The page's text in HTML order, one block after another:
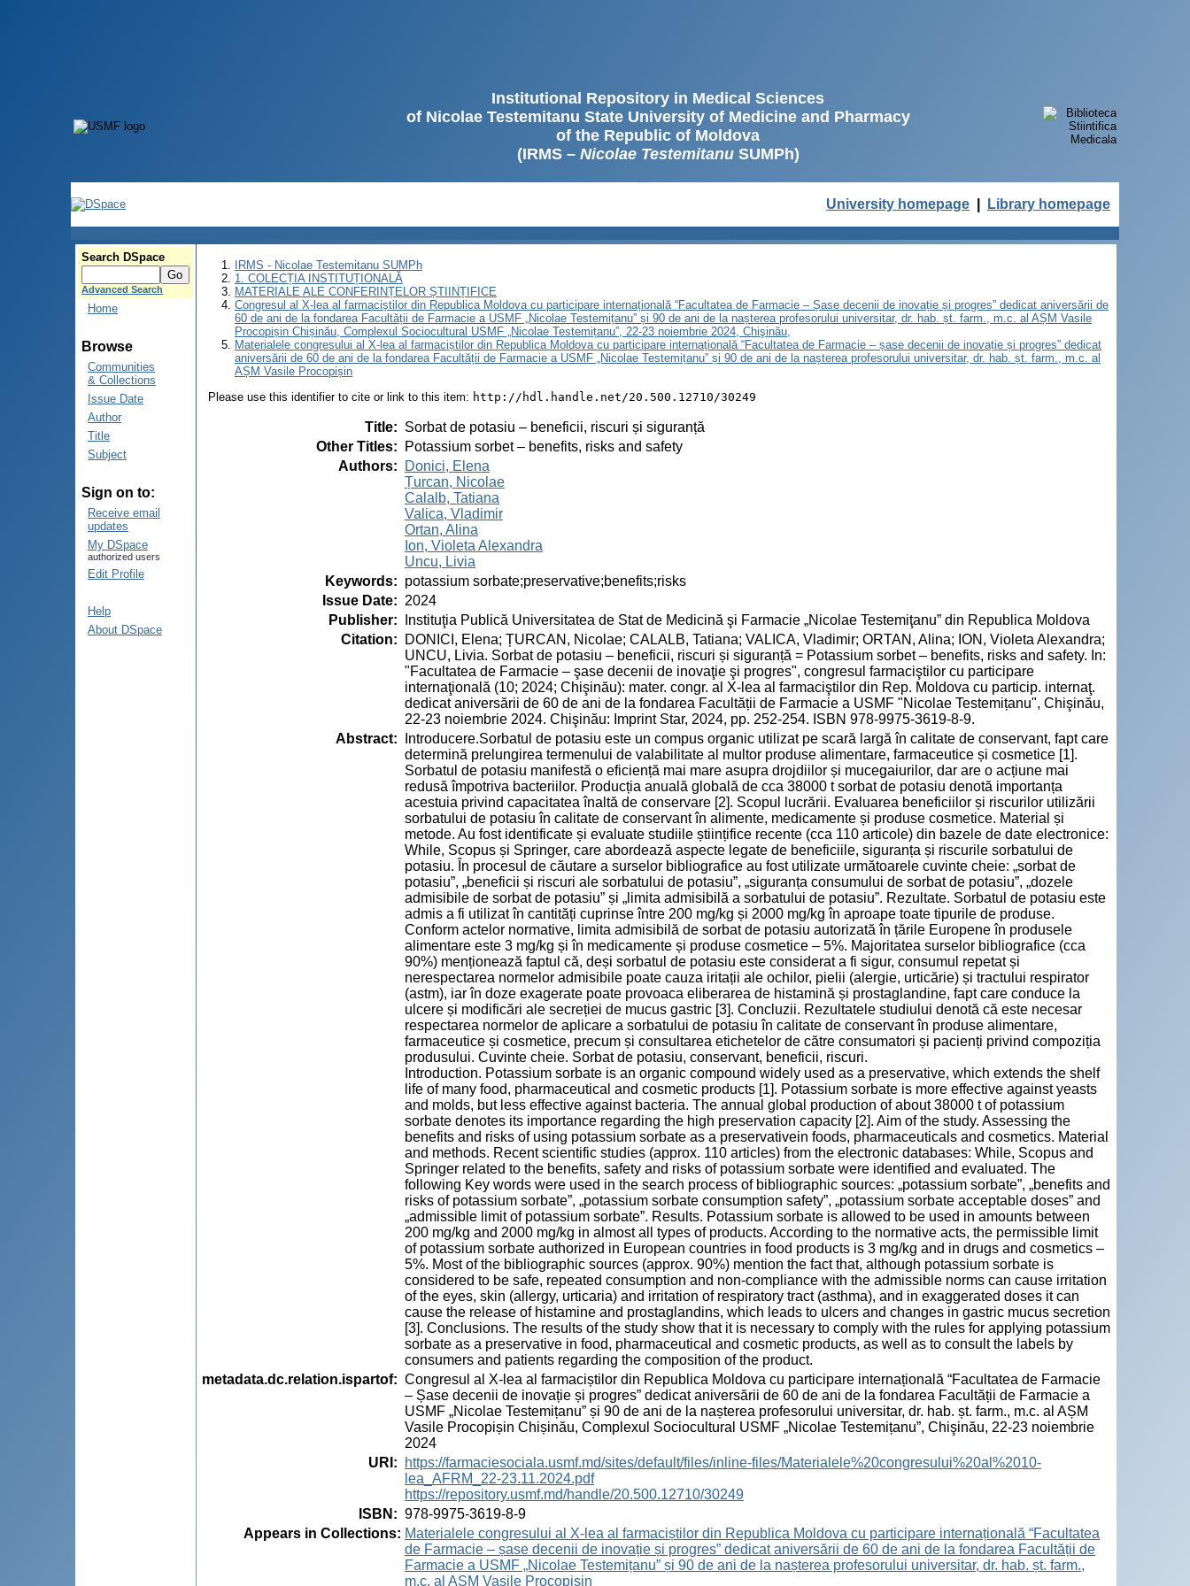
Institutional Repository in Medical Sciences
of Nicolae Testemitanu State University of Medicine and Pharmacy
of the Republic of Moldova
(IRMS – Nicolae TestemitanuSUMPh)
University homepage Library homepage
Search DSpace
Advanced Search
Home
Browse
Communities
& Collections
Issue Date
Author
Title
Subject
Sign on to:
Receive email
updates
My DSpace
authorized users
Edit Profile
Help
About DSpace
IRMS - Nicolae Testemitanu SUMPh
1. COLECȚIA INSTITUȚIONALĂ
MATERIALE ALE CONFERINȚELOR ȘTIINȚIFICE
Congresul al X-lea al farmaciștilor din Republica Moldova cu participare internațională “Facultatea de Farmacie – Șase decenii de inovație și progres” dedicat aniversării de
60 de ani de la fondarea Facultății de Farmacie a USMF „Nicolae Testemițanu” și 90 de ani de la nașterea profesorului universitar, dr. hab. șt. farm., m.c. al AȘM Vasile
Procopișin Chișinău, Complexul Sociocultural USMF „Nicolae Testemițanu”, 22-23 noiembrie 2024, Chişinău,
Materialele congresului al X-lea al farmaciștilor din Republica Moldova cu participare internațională “Facultatea de Farmacie – șase decenii de inovație și progres” dedicat
aniversării de 60 de ani de la fondarea Facultății de Farmacie a USMF „Nicolae Testemițanu” și 90 de ani de la nașterea profesorului universitar, dr. hab. șt. farm., m.c. al
AȘM Vasile Procopișin
Please use this identifier to cite or link to this item: http://hdl.handle.net/20.500.12710/30249
Title: Sorbat de potasiu – beneficii, riscuri și siguranță
Other Titles:
Potassium sorbet – benefits, risks and safety
Authors:
Donici, Elena
Țurcan, Nicolae
Calalb, Tatiana
Valica, Vladimir
Ortan, Alina
Ion, Violeta Alexandra
Uncu, Livia
Keywords: potassium sorbate;preservative;benefits;risks
Issue Date: 2024
Publisher:
Instituţia Publică Universitatea de Stat de Medicină şi Farmacie „Nicolae Testemiţanu” din Republica Moldova
Citation:
DONICI, Elena; ȚURCAN, Nicolae; CALALB, Tatiana; VALICA, Vladimir; ORTAN, Alina; ION, Violeta Alexandra;
UNCU, Livia. Sorbat de potasiu – beneficii, riscuri și siguranță = Potassium sorbet – benefits, risks and safety. In:
"Facultatea de Farmacie – şase decenii de inovaţie şi progres", congresul farmaciştilor cu participare
internaţională (10; 2024; Chişinău): mater. congr. al X-lea al farmaciştilor din Rep. Moldova cu particip. internaţ.
dedicat aniversării de 60 de ani de la fondarea Facultății de Farmacie a USMF "Nicolae Testemițanu", Chişinău,
22-23 noiembrie 2024. Chişinău: Imprint Star, 2024, pp. 252-254. ISBN 978-9975-3619-8-9.
Abstract:
Introducere.Sorbatul de potasiu este un compus organic utilizat pe scară largă în calitate de conservant, fapt care
determină prelungirea termenului de valabilitate al multor produse alimentare, farmaceutice și cosmetice [1].
Sorbatul de potasiu manifestă o eficiență mai mare asupra drojdiilor și mucegaiurilor, dar are o acțiune mai
redusă împotriva bacteriilor. Producția anuală globală de cca 38000 t sorbat de potasiu denotă importanța
acestuia privind capacitatea înaltă de conservare [2]. Scopul lucrării. Evaluarea beneficiilor și riscurilor utilizării
sorbatului de potasiu în calitate de conservant în alimente, medicamente și produse cosmetice. Material și
metode. Au fost identificate și evaluate studiile științifice recente (cca 110 articole) din bazele de date electronice:
While, Scopus și Springer, care abordează aspecte legate de beneficiile, siguranța și riscurile sorbatului de
potasiu. În procesul de căutare a surselor bibliografice au fost utilizate următoarele cuvinte cheie: „sorbat de
potasiu”, „beneficii și riscuri ale sorbatului de potasiu”, „siguranța consumului de sorbat de potasiu”, „dozele
admisibile de sorbat de potasiu” și „limita admisibilă a sorbatului de potasiu”. Rezultate. Sorbatul de potasiu este
admis a fi utilizat în cantități cuprinse între 200 mg/kg și 2000 mg/kg în aproape toate tipurile de produse.
Conform actelor normative, limita admisibilă de sorbat de potasiu autorizată în țările Europene în produsele
alimentare este 3 mg/kg și în medicamente și produse cosmetice – 5%. Majoritatea surselor bibliografice (cca
90%) menționează faptul că, deși sorbatul de potasiu este considerat a fi sigur, consumul repetat și
nerespectarea normelor admisibile poate cauza iritații ale ochilor, pielii (alergie, urticărie) și tractului respirator
(astm), iar în doze exagerate poate provoaca eliberarea de histamină și prostaglandine, fapt care conduce la
ulcere și modificări ale secreției de mucus gastric [3]. Concluzii. Rezultatele studiului denotă că este necesar
respectarea normelor de aplicare a sorbatului de potasiu în calitate de conservant în produse alimentare,
farmaceutice și cosmetice, precum și consultarea etichetelor de către consumatori și pacienți privind compoziția
produsului. Cuvinte cheie. Sorbat de potasiu, conservant, beneficii, riscuri.
Introduction. Potassium sorbate is an organic compound widely used as a preservative, which extends the shelf
life of many food, pharmaceutical and cosmetic products [1]. Potassium sorbate is more effective against yeasts
and molds, but less effective against bacteria. The annual global production of about 38000 t of potassium
sorbate denotes its importance regarding the high preservation capacity [2]. Aim of the study. Assessing the
benefits and risks of using potassium sorbate as a preservativein foods, pharmaceuticals and cosmetics. Material
and methods. Recent scientific studies (approx. 110 articles) from the electronic databases: While, Scopus and
Springer related to the benefits, safety and risks of potassium sorbate were identified and evaluated. The
following Key words were used in the search process of bibliographic sources: „potassium sorbate”, „benefits and
risks of potassium sorbate”, „potassium sorbate consumption safety”, „potassium sorbate acceptable doses” and
„admissible limit of potassium sorbate”. Results. Potassium sorbate is allowed to be used in amounts between
200 mg/kg and 2000 mg/kg in almost all types of products. According to the normative acts, the permissible limit
of potassium sorbate authorized in European countries in food products is 3 mg/kg and in drugs and cosmetics –
5%. Most of the bibliographic sources (approx. 90%) mention the fact that, although potassium sorbate is
considered to be safe, repeated consumption and non-compliance with the admissible norms can cause irritation
of the eyes, skin (allergy, urticaria) and irritation of respiratory tract (asthma), and in exaggerated doses it can
cause the release of histamine and prostaglandins, which leads to ulcers and changes in gastric mucus secretion
[3]. Conclusions. The results of the study show that it is necessary to comply with the rules for applying potassium
sorbate as a preservative in food, pharmaceutical and cosmetic products, as well as to consult the labels by
consumers and patients regarding the composition of the product.
metadata.dc.relation.ispartof: Congresul al X-lea al farmaciștilor din Republica Moldova cu participare internațională “Facultatea de Farmacie
– Șase decenii de inovație și progres” dedicat aniversării de 60 de ani de la fondarea Facultății de Farmacie a
USMF „Nicolae Testemițanu” și 90 de ani de la nașterea profesorului universitar, dr. hab. șt. farm., m.c. al AȘM
Vasile Procopișin Chișinău, Complexul Sociocultural USMF „Nicolae Testemițanu”, Chişinău, 22-23 noiembrie
2024
URI :
https://farmaciesociala.usmf.md/sites/default/files/inline-files/Materialele%20congresului%20al%2010-
lea_AFRM_22-23.11.2024.pdf
https://repository.usmf.md/handle/20.500.12710/30249
ISBN : 978-9975-3619-8-9
Appears in Collections: Materialele congresului al X-lea al farmaciștilor din Republica Moldova cu participare internațională “Facultatea
de Farmacie – șase decenii de inovație și progres” dedicat aniversării de 60 de ani de la fondarea Facultății de
Farmacie a USMF „Nicolae Testemițanu” și 90 de ani de la nașterea profesorului universitar, dr. hab. șt. farm.,
m.c. al AȘM Vasile Procopișin